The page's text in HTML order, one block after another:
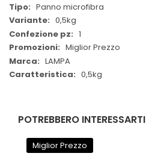
Panno microfibra
0,5kg
1
Miglior Prezzo
LAMPA
0,5kg
POTREBBERO INTERESSARTI
Miglior Prezzo